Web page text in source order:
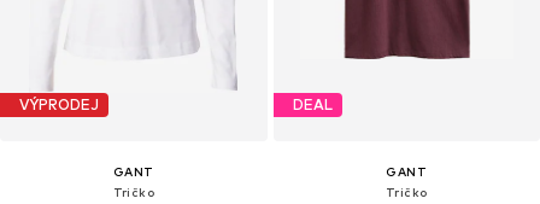
VÝPRODEJ
GANT
Tričko
DEAL
GANT
Tričko